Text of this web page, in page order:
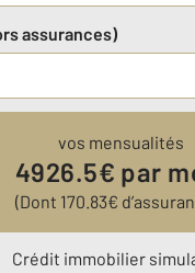
assurances)
vos mensualités
4926.5€ par
(Dont 170.83€
Crédit immobilier